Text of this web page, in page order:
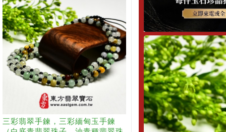
三彩翡翠手鍊，三彩緬甸玉手鍊